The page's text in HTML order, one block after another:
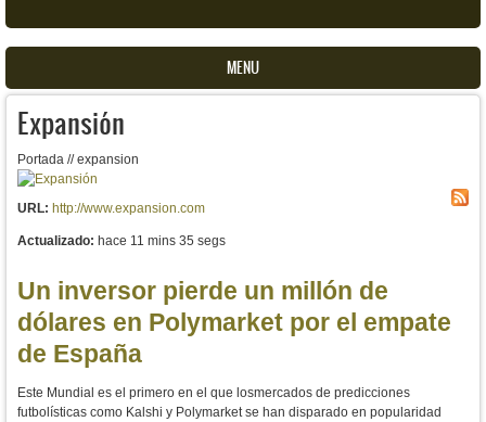
MENU
Expansión
Portada // expansion
URL: http://www.expansion.com
Actualizado: hace 11 mins 35 segs
Un inversor pierde un millón de
dólares en Polymarket por el empate
de España
Este Mundial es el primero en el que losmercados de predicciones
futbolísticas como Kalshi y Polymarket se han disparado en popularidad